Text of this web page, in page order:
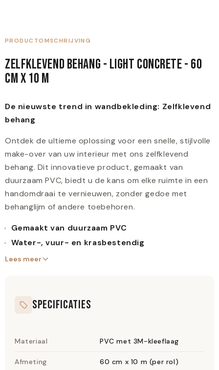
PRODUCTOMSCHRIJVING
ZELFKLEVEND BEHANG - LIGHT CONCRETE - 60
CM X 10 M
De nieuwste trend in wandbekleding: Zelfklevend
behang
Ontdek de ultieme oplossing voor een snelle, stijlvolle
make-over van uw interieur met ons zelfklevend
behang. Dit innovatieve product, gemaakt van
duurzaam PVC, biedt u de kans om elke ruimte in een
handomdraai te vernieuwen, zonder gedoe met
behanglijm of andere toebehoren.
Gemaakt van duurzaam PVC
Water-, vuur- en krasbestendig
Eenvoudig aan te brengen zonder lijm
Onderhoudsvriendelijk en scheurvast
Eenvoudig aan te brengen en te verwijderen
Dankzij de hoogwaardige 3M-kleeflaag aan de
Lees meer
SPECIFICATIES
Materiaal PVC met 3M-kleeflaag
Afmeting 60 cm x 10 m (per rol)